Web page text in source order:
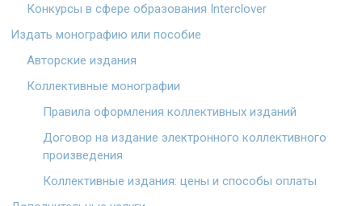
Конкурсы в сфере образования Interclover
Издать монографию или пособие
Авторские издания
Коллективные монографии
Правила оформления коллективных изданий
Договор на издание электронного коллективного
произведения
Коллективные издания: цены и способы оплаты